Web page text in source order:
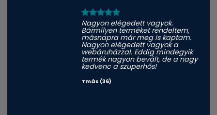
Nagyon elégedett vagyok.
Bármilyen terméket rendeltem,
másnapra már meg is kaptam.
Nagyon elégedett vagyok a
webáruházzal. Eddig mindegyik
termék nagyon bevált, de a nagy
kedvenc a szuperhős!
Tmás (36)